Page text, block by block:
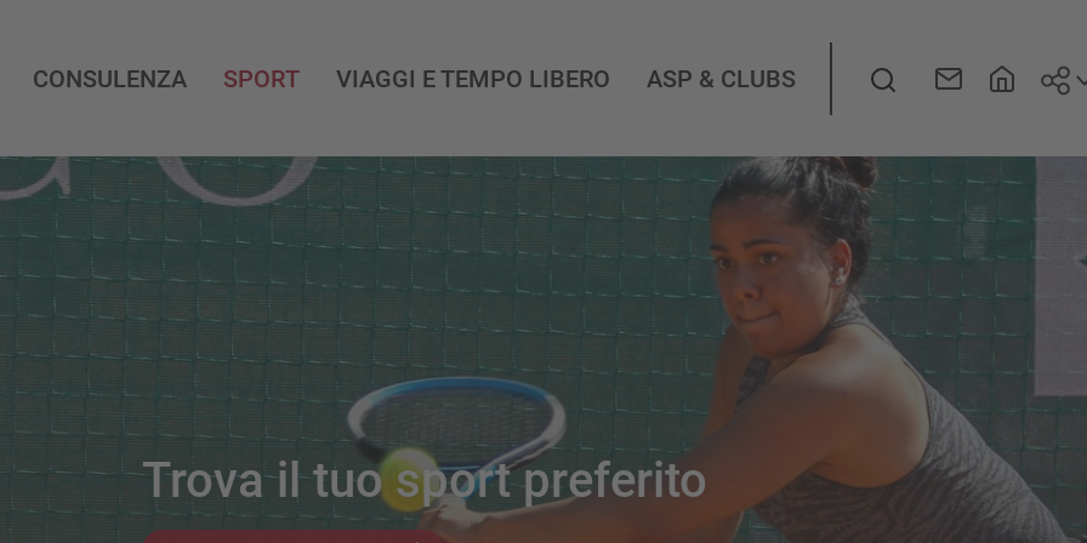
CONSULENZA SPORT VIAGGI E TEMPO LIBERO ASP & CLUBS
Trova il tuo sport preferito